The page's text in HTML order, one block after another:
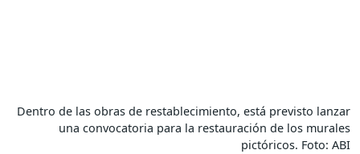
Dentro de las obras de restablecimiento, está previsto lanzar
una convocatoria para la restauración de los murales
pictóricos. Foto: ABI